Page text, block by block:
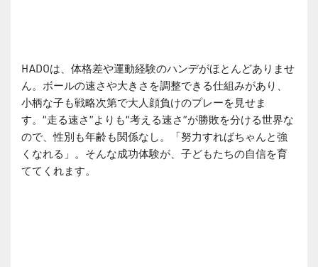
HADOは、体格差や運動経験のハンデがほとんどありませ
ん。ボールの速さや大きさを調整できる仕組みがあり、
小柄な子も戦略次第で大人顔負けのプレーを見せま
す。“走る速さ”よりも“考える速さ”が勝敗を分ける世界な
ので、性別も年齢も関係なし。「努力すればちゃんと強
くなれる」。そんな成功体験が、子どもたちの自信を育
ててくれます。